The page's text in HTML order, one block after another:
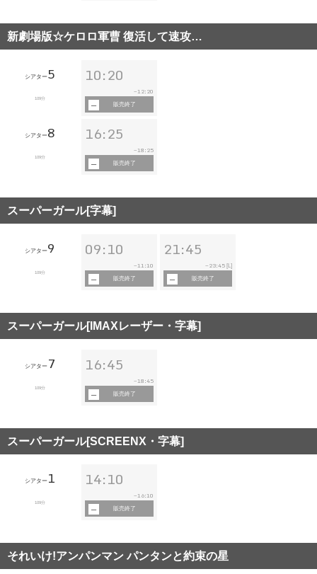
新劇場版☆ケロロ軍曹 復活して速攻…
シアター5
109分
10:20
~12:20
販売終了
シアター8
109分
16:25
~18:25
販売終了
スーパーガール[字幕]
シアター9
109分
09:10
~11:10
販売終了
21:45
~ 23:45 [L]
販売終了
スーパーガール[IMAXレーザー・字幕]
シアター 7
109分
16:45
~ 18:45
販売終了
スーパーガール[SCREENX・字幕]
シアター 1
109分
14:10
~16:10
販売終了
それいけ!アンパンマン パンタンと約束の星